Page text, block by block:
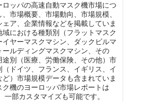
ッパの高速自動マスク機市場につ
市場概要、市場動向、市場規模、
ア、企業情報などを掲載していま
における種類別（フラットマスク
イヤーマスクマシン、ダックビルマ
ールディングマスクマシン、その
別（医療、労働保険、その他）市
ドイツ、フランス、イギリス、イ
ど）市場規模データも含まれていま
機のヨーロッパ市場レポートは
一部カスタマイズも可能です。